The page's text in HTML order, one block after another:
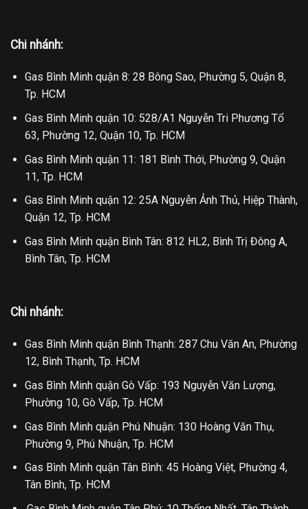
Chi nhánh:
Gas Bình Minh quận 8: 28 Bông Sao, Phường 5, Quận 8,
Tp. HCM
Gas Bình Minh quận 10: 528/A1 Nguyễn Tri Phương Tổ
63, Phường 12, Quận 10, Tp. HCM
Gas Bình Minh quận 11: 181 Bình Thới, Phường 9, Quận
11, Tp. HCM
Gas Bình Minh quận 12: 25A Nguyễn Ảnh Thủ, Hiệp Thành,
Quận 12, Tp. HCM
Gas Bình Minh quận Bình Tân: 812 HL2, Bình Trị Đông A,
Bình Tân, Tp. HCM
Chi nhánh:
Gas Bình Minh quận Bình Thạnh: 287 Chu Văn An, Phường
12, Bình Thạnh, Tp. HCM
Gas Bình Minh quận Gò Vấp: 193 Nguyễn Văn Lượng,
Phường 10, Gò Vấp, Tp. HCM
Gas Bình Minh quận Phú Nhuận: 130 Hoàng Văn Thụ,
Phường 9, Phú Nhuận, Tp. HCM
Gas Bình Minh quận Tân Bình: 45 Hoàng Việt, Phường 4,
Tân Bình, Tp. HCM